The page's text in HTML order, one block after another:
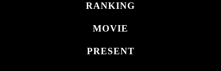
RANKING
MOVIE
PRESENT